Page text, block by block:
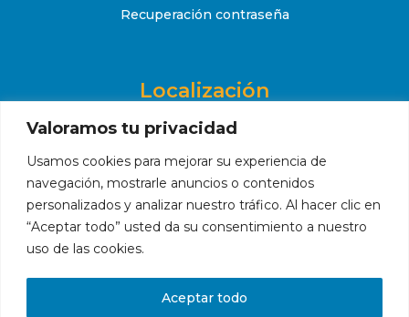
Valoramos tu privacidad
Usamos cookies para mejorar su experiencia de
navegación, mostrarle anuncios o contenidos
personalizados y analizar nuestro tráfico. Al hacer clic en
“Aceptar todo” usted da su consentimiento a nuestro
uso de las cookies.
Aceptar todo
Recuperación contraseña
Localización
Avenida del Barrerillo nº9 Local 1A, 41930, Bormujos
(Sevilla)
 +34 651 52 88 08
contacto@makropiscinas.com